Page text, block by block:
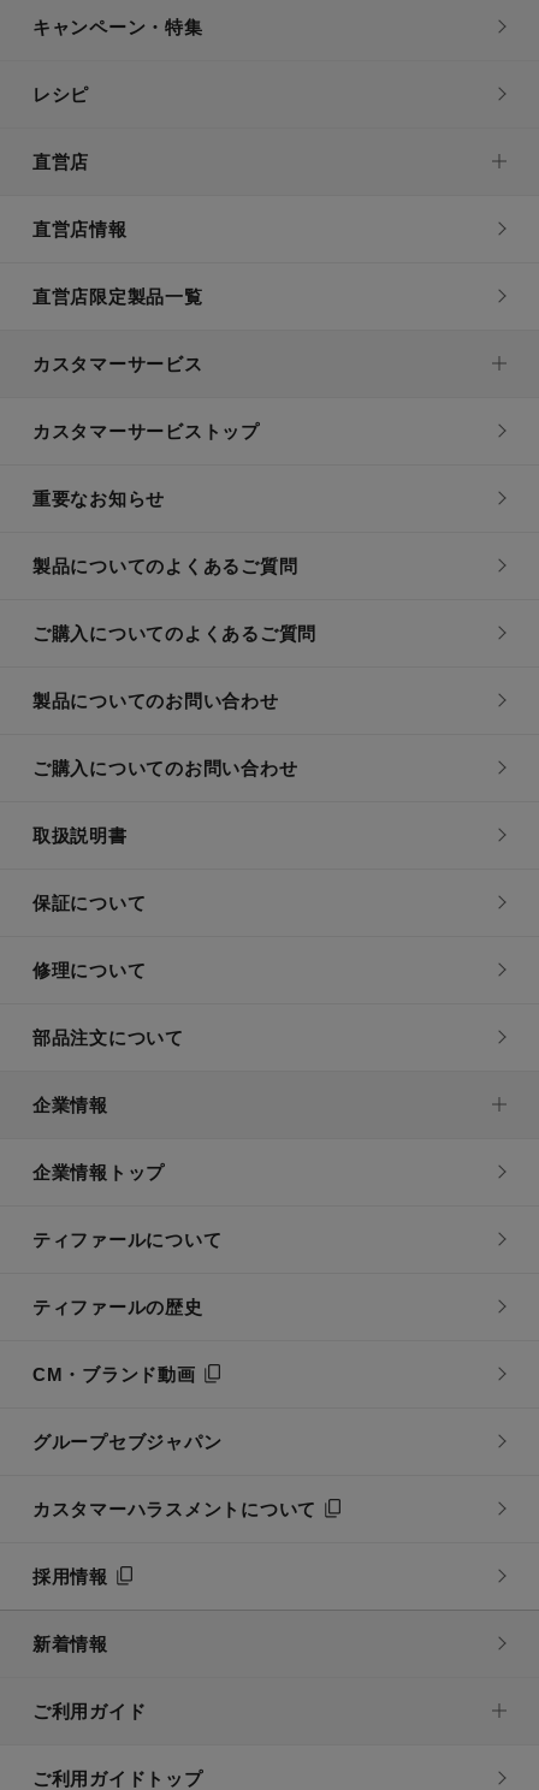
キャンペーン・特集
レシピ
直営店
直営店情報
直営店限定製品一覧
カスタマーサービス
カスタマーサービストップ
重要なお知らせ
製品についてのよくあるご質問
ご購入についてのよくあるご質問
製品についてのお問い合わせ
ご購入についてのお問い合わせ
取扱説明書
保証について
修理について
部品注文について
企業情報
企業情報トップ
ティファールについて
ティファールの歴史
CM・ブランド動画
グループセブジャパン
カスタマーハラスメントについて
採用情報
新着情報
ご利用ガイド
ご利用ガイドトップ